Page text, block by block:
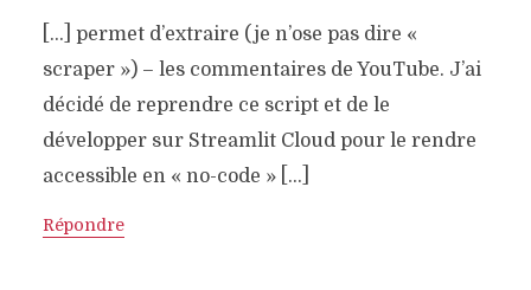
[…] permet d’extraire (je n’ose pas dire «
scraper ») – les commentaires de YouTube. J’ai
décidé de reprendre ce script et de le
développer sur Streamlit Cloud pour le rendre
accessible en « no-code » […]
Répondre